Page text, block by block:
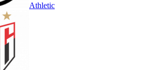
Athletic